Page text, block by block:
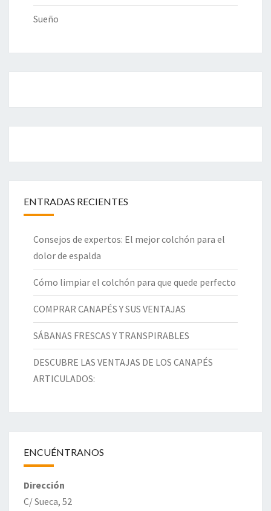
Sueño
ENTRADAS RECIENTES
Consejos de expertos: El mejor colchón para el
dolor de espalda
Cómo limpiar el colchón para que quede perfecto
COMPRAR CANAPÉS Y SUS VENTAJAS
SÁBANAS FRESCAS Y TRANSPIRABLES
DESCUBRE LAS VENTAJAS DE LOS CANAPÉS
ARTICULADOS:
ENCUÉNTRANOS
Dirección
C/ Sueca, 52